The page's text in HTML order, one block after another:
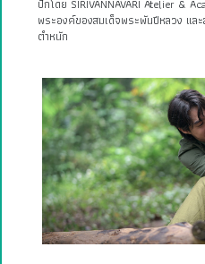
ปักโดย SIRIVANNAVARI Atelier &
พระองค์ของสมเด็จพระพันปีหลวง แล
ตำหนัก